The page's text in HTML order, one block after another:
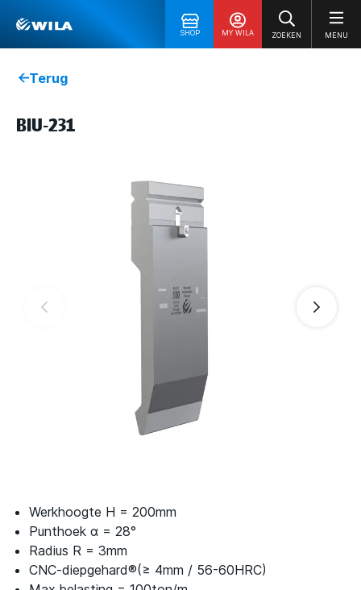
SHOP MY WILA ZOEKEN MENU
Terug
BIU-231
Werkhoogte H = 200mm
Punthoek α = 28°
Radius R = 3mm
CNC-diepgehard®(≥ 4mm / 56-60HRC)